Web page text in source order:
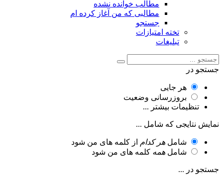
مطالب خوانده نشده
مطالبی که من آغاز کرده ام
جستجو
تخته امتیازات
تبلیغات
جستجو در
هر جایی
بروزرسانی وضعیت
تنظیمات بیشتر ...
نمایش نتایجی که شامل ...
شامل هر کدام از کلمه های من شود
شامل همه کلمه های من شود
جستجو در ...